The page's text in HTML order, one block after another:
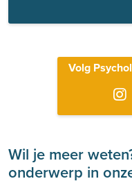
Volg
Wil je meer
onderwerp in